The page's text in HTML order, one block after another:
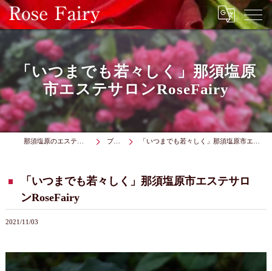
「いつまでも若々しく」那須塩原
市エステサロンRoseFairy
ブログ 「いつまでも若々しく」那須塩原市エステサロンRoseFairy
「いつまでも若々しく」那須塩原市エステサロ
ンRoseFairy
2021/11/03